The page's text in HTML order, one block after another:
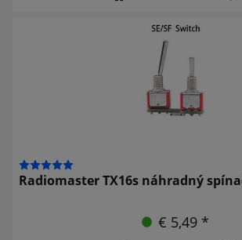
Radiomaster TX16s náhradný spínač
€ 5,49 *